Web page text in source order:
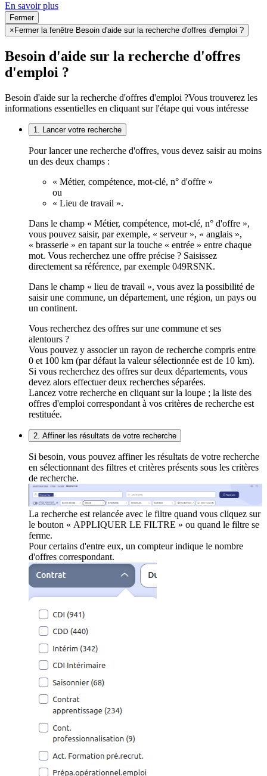
En savoir plus
Fermer
× Fermer la fenêtre Besoin d'aide sur la recherche d'offres d'emploi ?
Besoin d'aide sur la recherche d'offres
d'emploi ?
Besoin d'aide sur la recherche d'offres d'emploi ?Vous trouverez les
informations essentielles en cliquant sur l'étape qui vous intéresse
1. Lancer votre recherche
Pour lancer une recherche d'offres, vous devez saisir au moins
un des deux champs :
« Métier, compétence, mot-clé, n° d'offre »
ou
« Lieu de travail ».
Dans le champ « Métier, compétence, mot-clé, n° d'offre »,
vous pouvez saisir, par exemple, « serveur », « anglais »,
« brasserie » en tapant sur la touche « entrée » entre chaque
mot. Vous recherchez une offre précise ? Saisissez
directement sa référence, par exemple 049RSNK.
Dans le champ « lieu de travail », vous avez la possibilité de
saisir une commune, un département, une région, un pays ou
un continent.
Vous recherchez des offres sur une commune et ses
alentours ?
Vous pouvez y associer un rayon de recherche compris entre
0 et 100 km (par défaut la valeur sélectionnée est de 10 km).
Si vous recherchez des offres sur deux départements, vous
devez alors effectuer deux recherches séparées.
Lancez votre recherche en cliquant sur la loupe ; la liste des
offres d'emploi correspondant à vos critères de recherche est
restituée.
2. Affiner les résultats de votre recherche
Si besoin, vous pouvez affiner les résultats de votre recherche
en sélectionnant des filtres et critères présents sous les critères
de recherche.
La recherche est relancée avec le filtre quand vous cliquez sur
le bouton « APPLIQUER LE FILTRE » ou quand le filtre se
ferme.
Pour certains d'entre eux, un compteur indique le nombre
d'offres correspondant.